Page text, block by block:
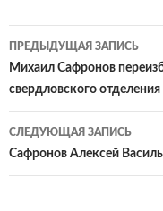
Навигация
по
записям
ПРЕДЫДУЩАЯ ЗАПИСЬ
Михаил Сафронов
свердловского
СЛЕДУЮЩАЯ ЗАПИСЬ
Сафронов Алексей